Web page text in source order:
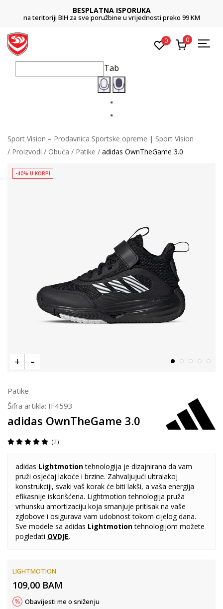
BESPLATNA ISPORUKA
na teritoriji BIH za sve poružbine u vrijednosti preko 99 KM
0 0
Tab
Sport Vision – Prodavnica Sportske opreme | Sport Vision
Proizvodi
Obuća Patike adidas OwnTheGame 3.0
-40% U KORPI
Patike
Šifra artikla: IF4593
adidas OwnTheGame 3.0
2
adidas Lightmotiontehnologija je dizajnirana da vam
pruži osjećaj lakoće i brzine. Zahvaljujući ultralakoj
konstrukciji, svaki vaš korak će biti lakši, a vaša energija
efikasnije iskorišćena. Lightmotion tehnologija pruža
vrhunsku amortizaciju koja smanjuje pritisak na vaše
zglobove i osigurava vam udobnost tokom cijelog dana.
Sve modele sa adidas Lightmotiontehnologijom možete
pogledati OVDJE.
LIGHTMOTION
109,00 BAM
Obavijesti me o sniženju